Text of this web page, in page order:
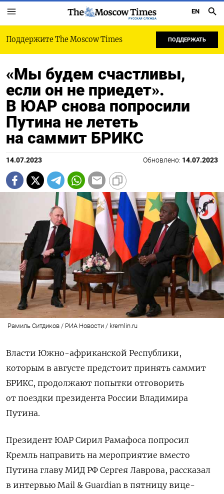
РУССКАЯ СЛУЖБА
EN
Поддержите The Moscow Times ПОДДЕРЖАТЬ
«Мы будем счастливы,
если он не приедет».
В ЮАР снова попросили
Путина не лететь
на саммит БРИКС
14.07.2023 Обновлено: 14.07.2023
Рамиль Ситдиков / РИА Новости / kremlin.ru
Власти Южно-африканской Республики,
которым в августе предстоит принять саммит
БРИКС, продолжают попытки отговорить
от поездки президента России Владимира
Путина.
Президент ЮАР Сирил Рамафоса попросил
Кремль направить на мероприятие вместо
Путина главу МИД РФ Сергея Лаврова, рассказал
в интервью Mail & Guardian в пятницу вице-